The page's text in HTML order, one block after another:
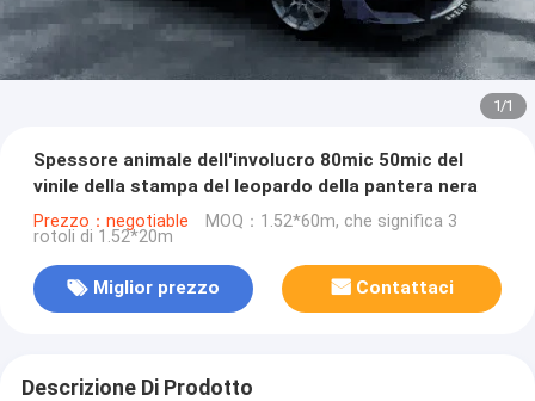
1/1
Spessore animale dell'involucro 80mic 50mic del
vinile della stampa del leopardo della pantera nera
Prezzo：negotiable MOQ：1.52*60m, che significa 3
rotoli di 1.52*20m
Miglior prezzo Contattaci
Descrizione Di Prodotto